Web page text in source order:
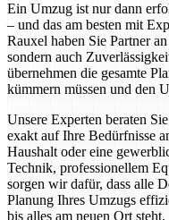
Ein Umzug ist nur dann
– und das am besten mit
Rauxel haben Sie Partner
sondern auch
übernehmen die gesamte
kümmern müssen und den
Unsere Experten beraten
exakt auf Ihre Bedürfnisse
Haushalt oder eine
Technik, professionellem
sorgen wir dafür, dass alle
Planung Ihres Umzugs
bis alles am neuen Ort steht.